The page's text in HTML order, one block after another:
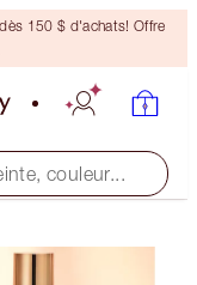
dès 150 $ d'achats! Offre
couleur...